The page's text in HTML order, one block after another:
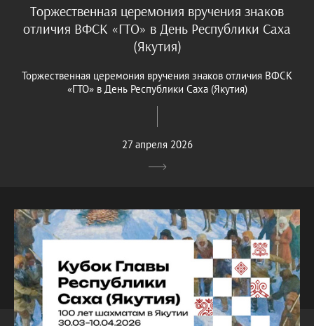
Торжественная церемония вручения знаков
отличия ВФСК «ГТО» в День Республики Саха
(Якутия)
Торжественная церемония вручения знаков отличия ВФСК
«ГТО» в День Республики Саха (Якутия)
27 апреля 2026